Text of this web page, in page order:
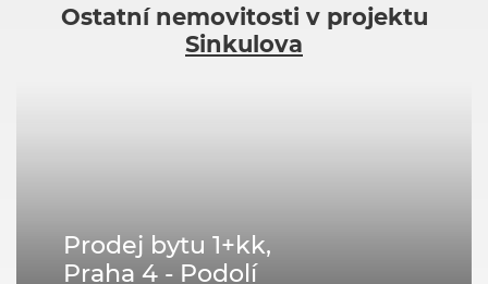
Ostatní nemovitosti v projektu
Sinkulova
Prodej bytu 1+kk,
Praha 4 - Podolí